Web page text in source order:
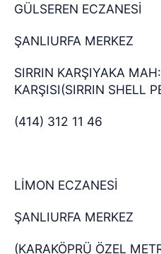
GÜLSEREN ECZANESİ
ŞANLIURFA MERKEZ
SIRRIN KARŞIYAKA
KARŞISI(SIRRIN SHELL
(414) 312 11 46
LİMON ECZANESİ
ŞANLIURFA MERKEZ
(KARAKÖPRÜ ÖZEL